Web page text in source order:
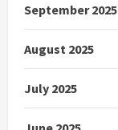
September 2025
August 2025
July 2025